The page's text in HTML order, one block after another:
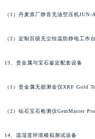
（1）丹麦原厂静音无油空压机
（2）定制百级无尘恒温防静电工作
13、贵金属与宝石鉴定配套设备
（1）贵金属无损测金仪XRF Gold
（2）钻石宝石检测仪GemMaster
14、温湿度环境模拟测试设备